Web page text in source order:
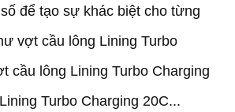
để tạo sự khác biệt cho từng
vợt cầu lông Lining Turbo
cầu lông Lining Turbo Charging
Turbo Charging 20C...